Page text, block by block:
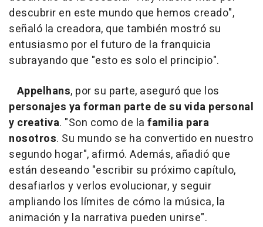
descubrir en este mundo que hemos creado",
señaló la creadora, que también mostró su
entusiasmo por el futuro de la franquicia
subrayando que "esto es solo el principio".
Appelhans, por su parte, aseguró que los
personajes ya forman parte de su vida personal
y creativa. "Son como de la familia para
nosotros. Su mundo se ha convertido en nuestro
segundo hogar", afirmó. Además, añadió que
están deseando "escribir su próximo capítulo,
desafiarlos y verlos evolucionar, y seguir
ampliando los límites de cómo la música, la
animación y la narrativa pueden unirse".